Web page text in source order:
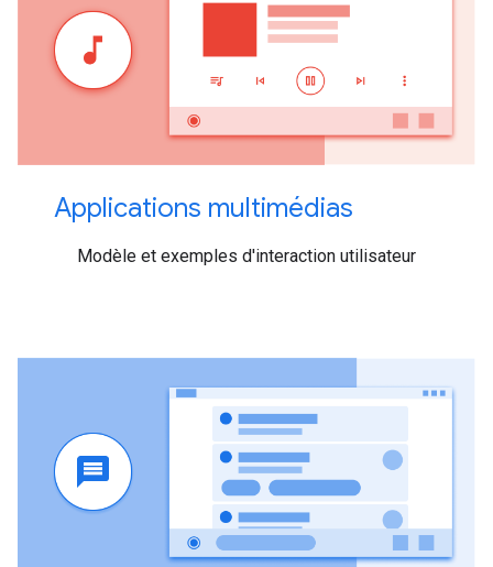
Applications multimédias
Modèle et exemples d'interaction utilisateur